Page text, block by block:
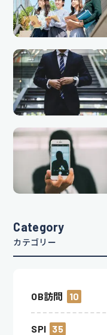
Category
カテゴリー
OB訪問 10
SPI 35